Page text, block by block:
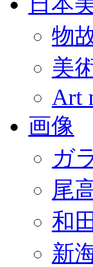
物
美
Art
画像
ガ
尾
和
新